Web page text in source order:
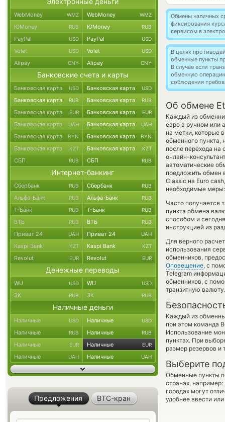
Обмены наличных
фиксирования
сервисом в
В целях
обменные пункты
В случае если
обменную
соблюдения
Об обмене
Каждый из
евро в ручном или
на метки, которые
обменного пункта,
после перехода на
онлайн-
автоматические
предложить обмен
Classic на Euro
необходимые
Часто получается
пункта обмена
способом и
инструкцией из
Для верного
использования
обменников,
Оповещение, с
Telegram
обменников, с
транзитную валюту.
Каждый из
при этом команда
Использование
пунктах. При
размер резервов и
Выберите
Обменные пункты
странах, например:
городах могут
удобнее ввести
WebMoney WMZ WebMoney WMZ
ЮMoney RUB ЮMoney RUB
PayPal USD PayPal USD
Volet USD Volet USD
Alipay CNY Alipay CNY
Банковские счета и карты
Банковская карта USD Банковская карта USD
Банковская карта RUB Банковская карта RUB
Банковская карта EUR Банковская карта EUR
Банковская карта UAH Банковская карта UAH
Банковская карта BYN Банковская карта BYN
Банковская карта KZT Банковская карта KZT
СБП RUB СБП RUB
Интернет-банкинг
Сбербанк RUB Сбербанк RUB
Альфа-Банк RUB Альфа-Банк RUB
Т-Банк RUB Т-Банк RUB
ВТБ RUB ВТБ RUB
Приват 24 UAH Приват 24 UAH
Kaspi Bank KZT Kaspi Bank KZT
Revolut EUR Revolut EUR
Денежные переводы
WU USD WU USD
ЗК RUB ЗК RUB
Наличные деньги
Наличные USD Наличные USD
Наличные RUB Наличные RUB
Наличные EUR Наличные EUR
Наличные UAH Наличные UAH
Предложения BTC-кран